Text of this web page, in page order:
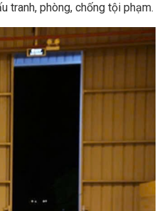
tranh, phòng, chống tội phạm.